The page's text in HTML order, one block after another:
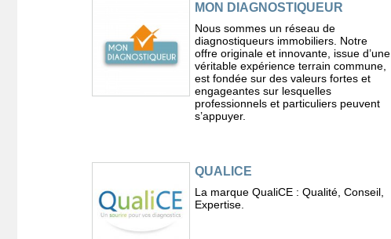
MON DIAGNOSTIQUEUR
Nous sommes un réseau de
diagnostiqueurs immobiliers. Notre
offre originale et innovante, issue d’une
véritable expérience terrain commune,
est fondée sur des valeurs fortes et
engageantes sur lesquelles
professionnels et particuliers peuvent
s’appuyer.
QUALICE
La marque QualiCE : Qualité, Conseil,
Expertise.